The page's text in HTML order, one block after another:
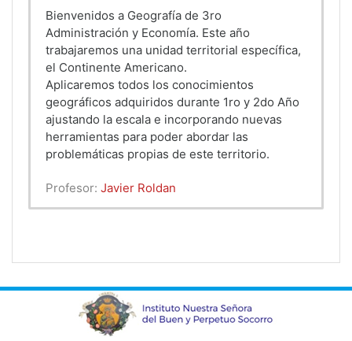
Bienvenidos a Geografía de 3ro
Administración y Economía. Este año
trabajaremos una unidad territorial específica,
el Continente Americano.
Aplicaremos todos los conocimientos
geográficos adquiridos durante 1ro y 2do Año
ajustando la escala e incorporando nuevas
herramientas para poder abordar las
problemáticas propias de este territorio.
Profesor: Javier Roldan